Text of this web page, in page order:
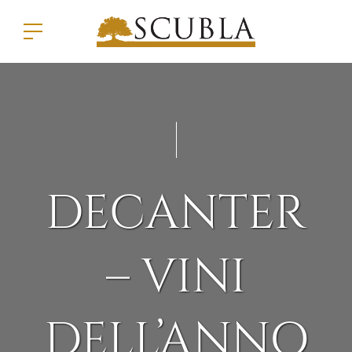
DECANTER
– VINI